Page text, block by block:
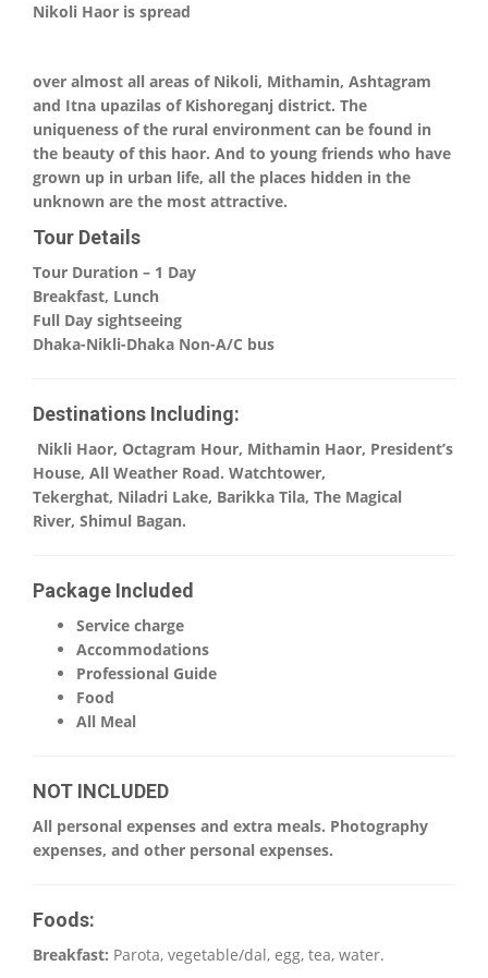
Nikoli Haor is spread
over almost all areas of Nikoli, Mithamin, Ashtagram
and Itna upazilas of Kishoreganj district. The
uniqueness of the rural environment can be found in
the beauty of this haor. And to young friends who have
grown up in urban life, all the places hidden in the
unknown are the most attractive.
Tour Details
Tour Duration – 1 Day
Breakfast, Lunch
Full Day sightseeing
Dhaka-Nikli-Dhaka Non-A/C bus
Destinations Including:
Nikli Haor, Octagram Hour, Mithamin Haor, President’s
House, All Weather Road. Watchtower,
Tekerghat, Niladri Lake, Barikka Tila, The Magical
River, Shimul Bagan.
Package Included
Service charge
Accommodations
Professional Guide
Food
All Meal
NOT INCLUDED
All personal expenses and extra meals. Photography
expenses, and other personal expenses.
Foods:
Breakfast: Parota, vegetable/dal, egg, tea, water.